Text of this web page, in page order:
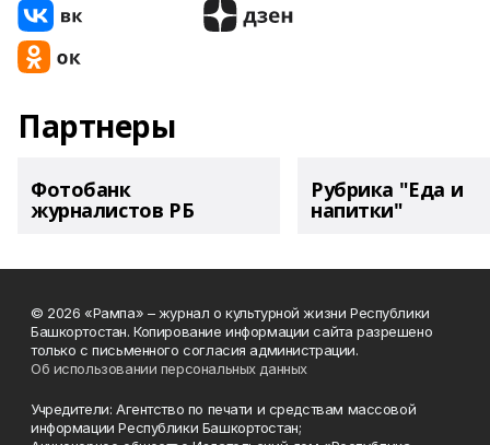
Партнеры
Фотобанк
журналистов РБ
Рубрика "Еда и
напитки"
© 2026 «Рампа» – журнал о культурной жизни Республики
Башкортостан. Копирование информации сайта разрешено
только с письменного согласия администрации.
Об использовании персональных данных
Учредители: Агентство по печати и средствам массовой
информации Республики Башкортостан;